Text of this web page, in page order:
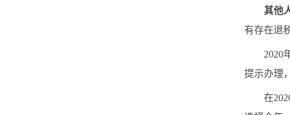
其他
有存在退
2020年
提示办理
在2020